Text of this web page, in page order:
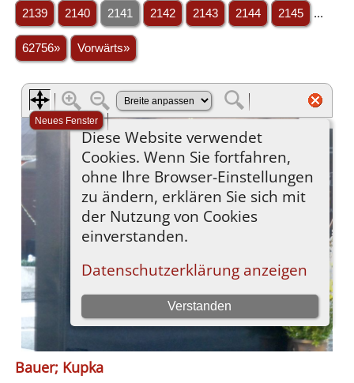
2139 2140 2141 2142 2143 2144 2145 ...
62756» Vorwärts»
Bauer; Kupka